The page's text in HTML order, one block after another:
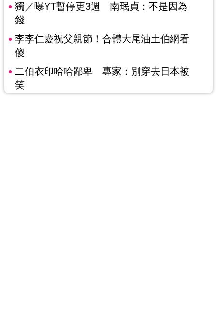
獨／曝YT暫停更3週 南珉貞：不是因為
錢
李李仁慶祝父親節！合體大尾油土伯網看
傻
二伯衣印哈哈鄙卑 專家：別穿去日本被
笑